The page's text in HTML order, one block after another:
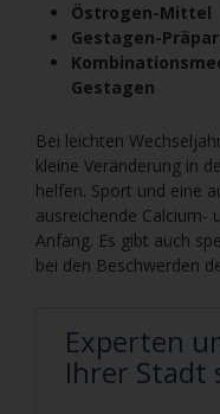
Östrogen-Mittel
Gestagen-
Gestagen
Bei leichten
kleine Veränderung in
helfen. Sport und eine
ausreichende Calcium-
Anfang. Es gibt auch
bei den Beschwerden
Experten
Ihrer Stadt